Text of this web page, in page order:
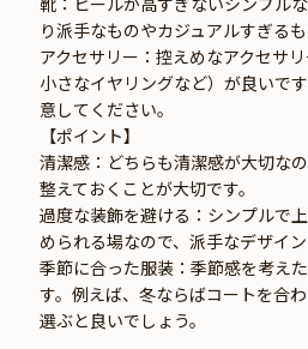
り派手なものやカジュアルすぎる
アクセサリー：控えめなアクセサ
小さなイヤリングなど）が良いで
意してください。
【ポイント】
清潔感：どちらも清潔感が大切な
整えておくことが大切です。
過度な装飾を避ける：シンプルで
められる場なので、派手なデザイ
季節に合った服装：季節感を考え
す。例えば、冬ならばコートを合
選ぶと良いでしょう。